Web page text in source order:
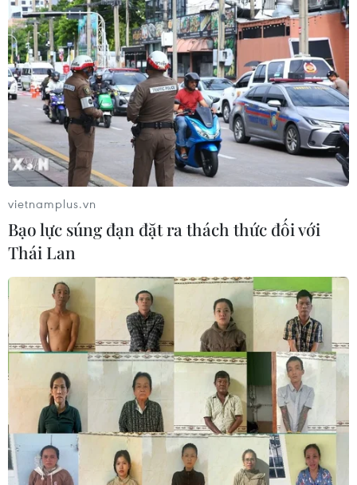
vietnamplus.vn
Bạo lực súng đạn đặt ra thách thức đối với
Thái Lan